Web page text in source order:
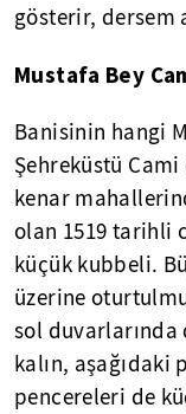
gösterir, dersem
Mustafa Bey
Banisinin hangi
Şehreküstü
kenar
olan 1519 tarihli
küçük kubbeli.
üzerine
sol duvarlarında
kalın, aşağıdaki
pencereleri de